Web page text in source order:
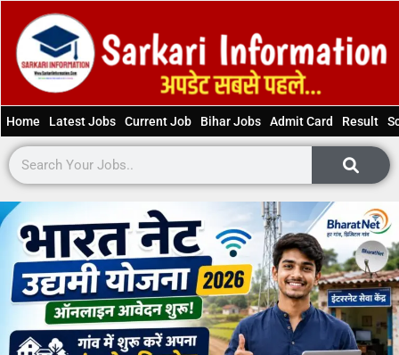
Home Latest Jobs Current Job Bihar Jobs Admit Card Result